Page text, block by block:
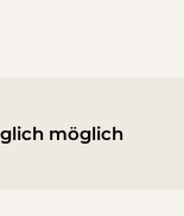
möglich